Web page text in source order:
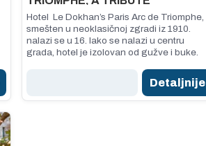
PORTFOLIO HOTEL
Hotel Le Dokhan’s Paris Arc de Triomphe,
smešten u neoklasičnoj zgradi iz 1910.
nalazi se u 16. Iako se nalazi u centru
grada, hotel je izolovan od gužve i buke.
Detaljnije